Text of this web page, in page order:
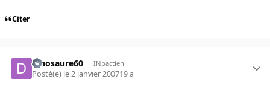
Citer
dinosaure60 INpactien
Posté(e) le 2 janvier 200719 a